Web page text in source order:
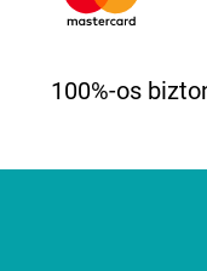
100%-os